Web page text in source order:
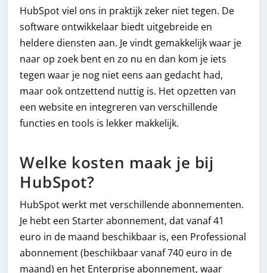
HubSpot viel ons in praktijk zeker niet tegen. De
software ontwikkelaar biedt uitgebreide en
heldere diensten aan. Je vindt gemakkelijk waar je
naar op zoek bent en zo nu en dan kom je iets
tegen waar je nog niet eens aan gedacht had,
maar ook ontzettend nuttig is. Het opzetten van
een website en integreren van verschillende
functies en tools is lekker makkelijk.
Welke kosten maak je bij
HubSpot?
HubSpot werkt met verschillende abonnementen.
Je hebt een Starter abonnement, dat vanaf 41
euro in de maand beschikbaar is, een Professional
abonnement (beschikbaar vanaf 740 euro in de
maand) en het Enterprise abonnement, waar